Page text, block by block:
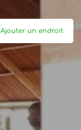
Ajouter un endroit